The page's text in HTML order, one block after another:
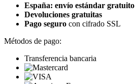
España: envío estándar gratuito
Devoluciones gratuitas
Pago seguro con cifrado SSL
Métodos de pago:
Transferencia bancaria